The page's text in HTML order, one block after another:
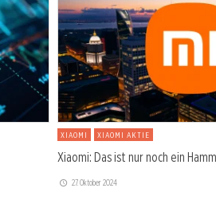
XIAOMI XIAOMI AKTIE
Xiaomi: Das ist nur noch ein
27. Oktober 2024